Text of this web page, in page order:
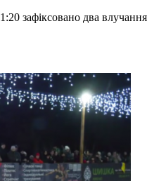
зафіксовано два